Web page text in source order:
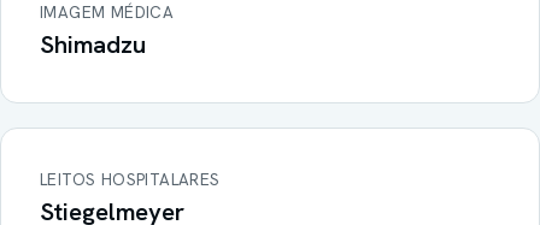
IMAGEM MÉDICA
Shimadzu
LEITOS HOSPITALARES
Stiegelmeyer